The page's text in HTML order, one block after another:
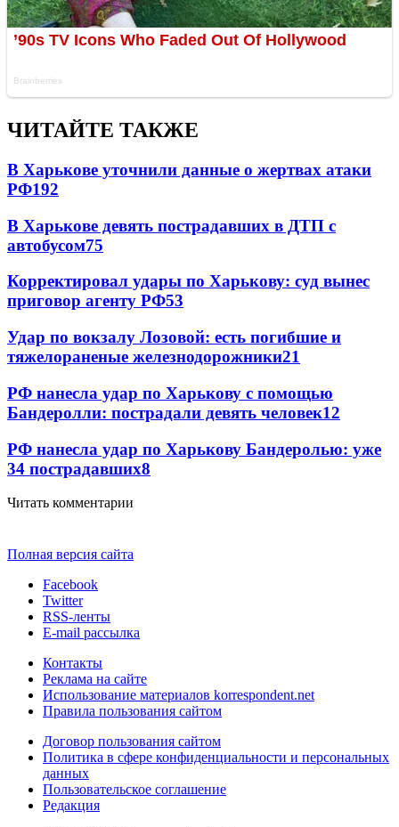
ЧИТАЙТЕ ТАКЖЕ
В Харькове уточнили данные о жертвах атаки
РФ192
В Харькове девять пострадавших в ДТП с
автобусом75
Корректировал удары по Харькову: суд вынес
приговор агенту РФ53
Удар по вокзалу Лозовой: есть погибшие и
тяжелораненые железнодорожники21
РФ нанесла удар по Харькову с помощью
Бандеролли: пострадали девять человек12
РФ нанесла удар по Харькову Бандеролью: уже
34 пострадавших8
Читать комментарии
Полная версия сайта
Facebook
Twitter
RSS-ленты
E-mail рассылка
Контакты
Реклама на сайте
Использование материалов korrespondent.net
Правила пользования сайтом
Договор пользования сайтом
Политика в сфере конфиденциальности и персональных
данных
Пользовательское соглашение
Редакция